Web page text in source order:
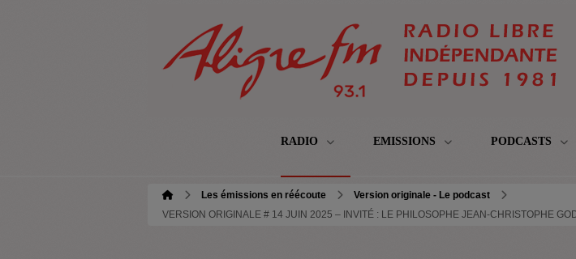
RADIO EMISSIONS PODCASTS
Les émissions en réécoute
Version originale - Le podcast
VERSION ORIGINALE # 14 JUIN 2025 – INVITÉ : LE PHILOSOPHE JEAN-CHRISTOPHE